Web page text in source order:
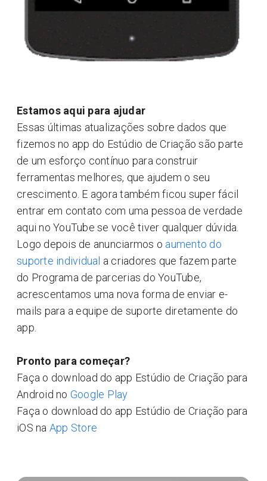
Estamos aqui para ajudar
Essas últimas atualizações sobre dados que
fizemos no app do Estúdio de Criação são parte
de um esforço contínuo para construir
ferramentas melhores, que ajudem o seu
crescimento. E agora também ficou super fácil
entrar em contato com uma pessoa de verdade
aqui no YouTube se você tiver qualquer dúvida.
Logo depois de anunciarmos o aumento do
suporte individual a criadores que fazem parte
do Programa de parcerias do YouTube,
acrescentamos uma nova forma de enviar e-
mails para a equipe de suporte diretamente do
app.
Pronto para começar?
Faça o download do app Estúdio de Criação para
Android no Google Play
Faça o download do app Estúdio de Criação para
iOS na App Store